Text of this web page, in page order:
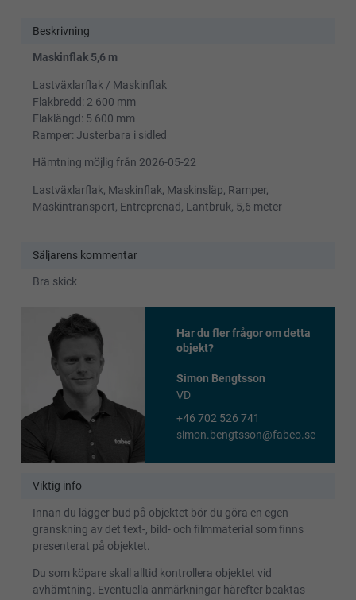
Beskrivning
Maskinflak 5,6 m
Lastväxlarflak / Maskinflak
Flakbredd: 2 600 mm
Flaklängd: 5 600 mm
Ramper: Justerbara i sidled
Hämtning möjlig från 2026-05-22
Lastväxlarflak, Maskinflak, Maskinsläp, Ramper,
Maskintransport, Entreprenad, Lantbruk, 5,6 meter
Säljarens kommentar
Bra skick
Har du fler frågor om detta
objekt?
Simon Bengtsson
VD
+46 702 526 741
simon.bengtsson@fabeo.se
Viktig info
Innan du lägger bud på objektet bör du göra en egen
granskning av det text-, bild- och filmmaterial som finns
presenterat på objektet.
Du som köpare skall alltid kontrollera objektet vid
avhämtning. Eventuella anmärkningar härefter beaktas